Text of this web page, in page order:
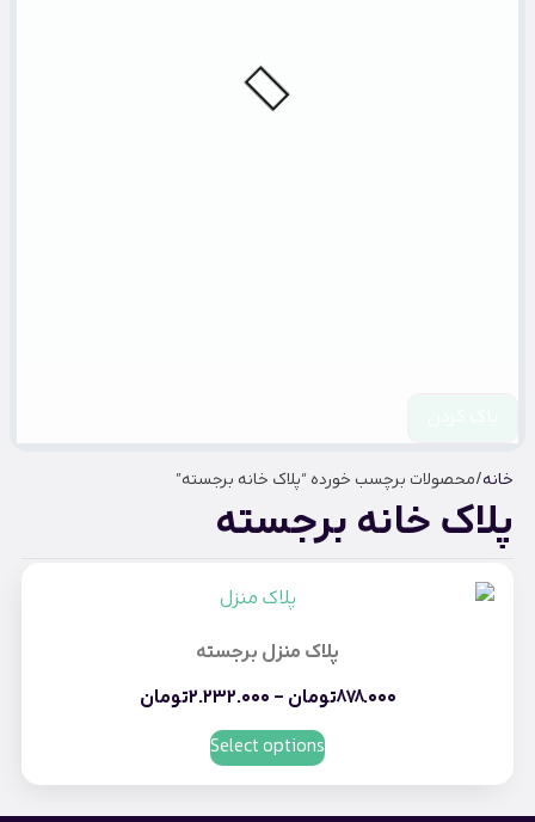
خانه/ محصولات برچسب خورده “پلاک خانه برجسته”
پلاک خانه برجسته
پلاک منزل برجسته
878.000تومان –
2.232.000تومان
Select options